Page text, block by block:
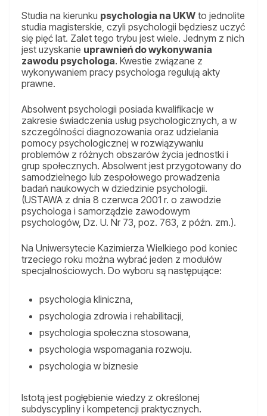
Studia na kierunku psychologia na UKW to jednolite
studia magisterskie, czyli psychologii będziesz uczyć
się pięć lat. Zalet tego trybu jest wiele. Jednym z nich
jest uzyskanie uprawnień do wykonywania
zawodu psychologa. Kwestie związane z
wykonywaniem pracy psychologa regulują akty
prawne.
Absolwent psychologii posiada kwalifikacje w
zakresie świadczenia usług psychologicznych, a w
szczególności diagnozowania oraz udzielania
pomocy psychologicznej w rozwiązywaniu
problemów z różnych obszarów życia jednostki i
grup społecznych. Absolwent jest przygotowany do
samodzielnego lub zespołowego prowadzenia
badań naukowych w dziedzinie psychologii.
(USTAWA z dnia 8 czerwca 2001 r. o zawodzie
psychologa i samorządzie zawodowym
psychologów, Dz. U. Nr 73, poz. 763, z późn. zm.).
Na Uniwersytecie Kazimierza Wielkiego pod koniec
trzeciego roku można wybrać jeden z modułów
specjalnościowych. Do wyboru są następujące:
psychologia kliniczna,
psychologia zdrowia i rehabilitacji,
psychologia społeczna stosowana,
psychologia wspomagania rozwoju.
psychologia w biznesie
Istotą jest pogłębienie wiedzy z określonej
subdyscypliny i kompetencji praktycznych.